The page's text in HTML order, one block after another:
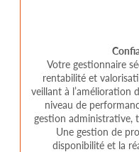
Votre gestionnaire
rentabilité et
veillant à l’amélioration
niveau de
gestion administrative,
Une gestion de
disponibilité et la